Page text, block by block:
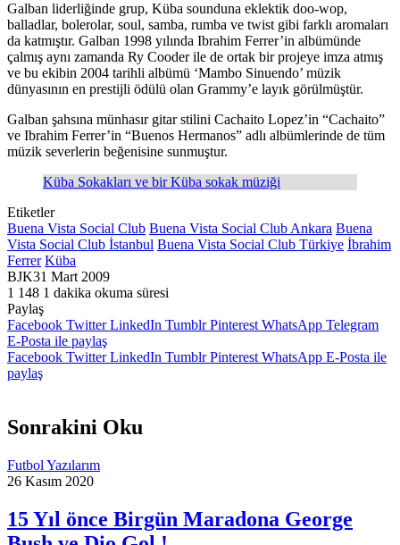
Galban liderliğinde grup, Küba sounduna eklektik doo-wop,
balladlar, bolerolar, soul, samba, rumba ve twist gibi farklı aromaları
da katmıştır. Galban 1998 yılında Ibrahim Ferrer’in albümünde
çalmış aynı zamanda Ry Cooder ile de ortak bir projeye imza atmış
ve bu ekibin 2004 tarihli albümü ‘Mambo Sinuendo’ müzik
dünyasının en prestijli ödülü olan Grammy’e layık görülmüştür.
Galban şahsına münhasır gitar stilini Cachaito Lopez’in “Cachaito”
ve Ibrahim Ferrer’in “Buenos Hermanos” adlı albümlerinde de tüm
müzik severlerin beğenisine sunmuştur.
Küba Sokakları ve bir Küba sokak müziği
Etiketler
Buena Vista Social Club Buena Vista Social Club Ankara Buena
Vista Social Club İstanbul Buena Vista Social Club Türkiye İbrahim
Ferrer Küba
BJK31 Mart 2009
1 148 1 dakika okuma süresi
Paylaş
Facebook Twitter LinkedIn Tumblr Pinterest WhatsApp Telegram
E-Posta ile paylaş
Facebook Twitter LinkedIn Tumblr Pinterest WhatsApp E-Posta ile
paylaş
Sonrakini Oku
Futbol Yazılarım
26 Kasım 2020
15 Yıl önce Birgün Maradona George